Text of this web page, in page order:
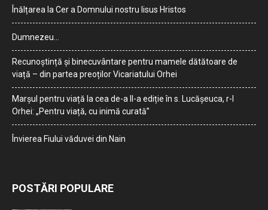
Înălțarea la Cer a Domnului nostru Iisus Hristos
Dumnezeu…
Recunoștință și binecuvântare pentru mamele dătătoare de
viață – din partea preoților Vicariatului Orhei
Marșul pentru viață la cea de-a II-a ediție în s. Lucășeuca, r-l
Orhei: „Pentru viață, cu inimă curată”
Învierea Fiului văduvei din Nain
POSTĂRI POPULARE